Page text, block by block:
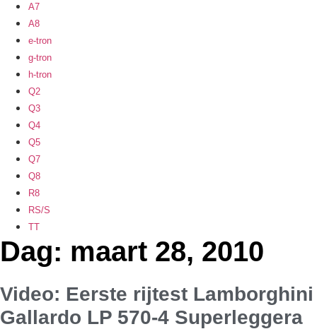
A7
A8
e-tron
g-tron
h-tron
Q2
Q3
Q4
Q5
Q7
Q8
R8
RS/S
TT
Dag: maart 28, 2010
Video: Eerste rijtest Lamborghini
Gallardo LP 570-4 Superleggera